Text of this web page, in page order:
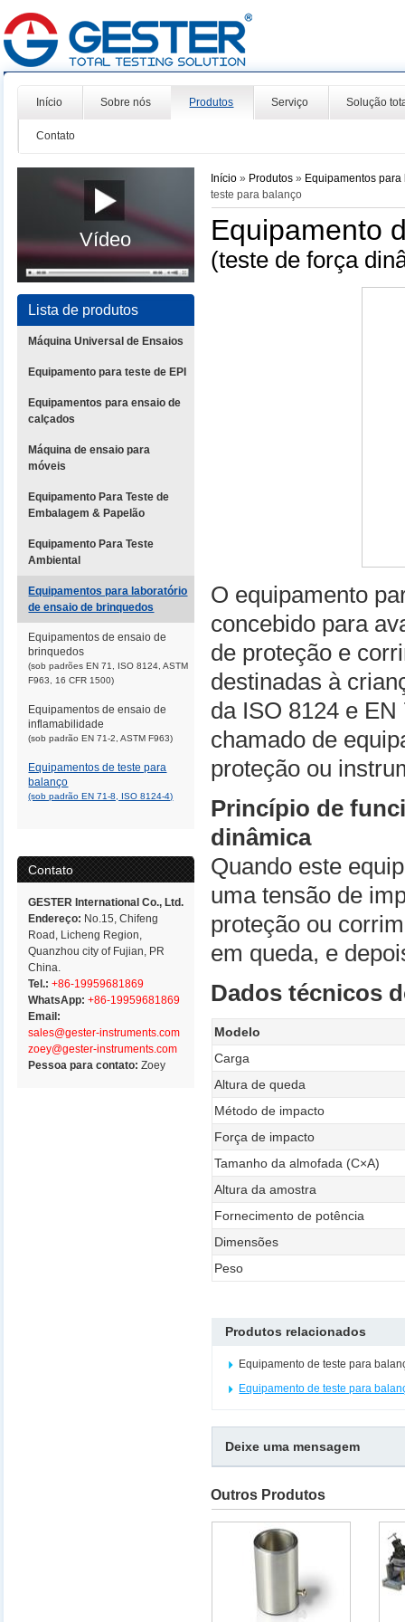
Início Sobre nós Produtos Serviço Solução
Contato
Vídeo
Lista de produtos
Máquina Universal de Ensaios
Equipamento para teste de EPI
Equipamentos para ensaio de
calçados
Máquina de ensaio para
móveis
Equipamento Para Teste de
Embalagem & Papelão
Equipamento Para Teste
Ambiental
Equipamentos para laboratório
de ensaio de brinquedos
Equipamentos de ensaio de
brinquedos
(sob padrões EN 71, ISO 8124, ASTM
F963, 16 CFR 1500)
Equipamentos de ensaio de
inflamabilidade
(sob padrão EN 71-2, ASTM F963)
Equipamentos de teste para
balanço
(sob padrão EN 71-8, ISO 8124-4)
Contato
GESTER International Co., Ltd.
Endereço: No.15, Chifeng
Road, Licheng Region,
Quanzhou city of Fujian, PR
China.
Tel.: +86-19959681869
WhatsApp: +86-19959681869
Email:
sales@gester-instruments.com
zoey@gester-instruments.com
Pessoa para contato:Zoey
Início » Produtos» Equipamentos
teste para balanço
Equipamento
(teste de força
O equipamento
concebido para
de proteção e
destinadas à
da ISO 8124 e
chamado de
proteção ou
Princípio de
dinâmica
Quando este
uma tensão de
proteção ou
em queda, e
Dados técnicos
Modelo
Carga
Altura de queda
Método de impacto
Força de impacto
Tamanho da almofada (C×A)
Altura da amostra
Fornecimento de potência
Dimensões
Peso
Produtos relacionados
Equipamento de teste para
Equipamento de teste para
Deixe uma mensagem
Outros Produtos